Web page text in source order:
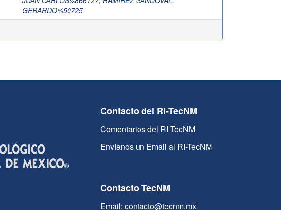
GERARDO%50725
Contacto del RI-TecNM
Comentarios del RI-TecNM
Envíanos un Email al RI-TecNM
Contacto TecNM
Email: contacto@tecnm.mx